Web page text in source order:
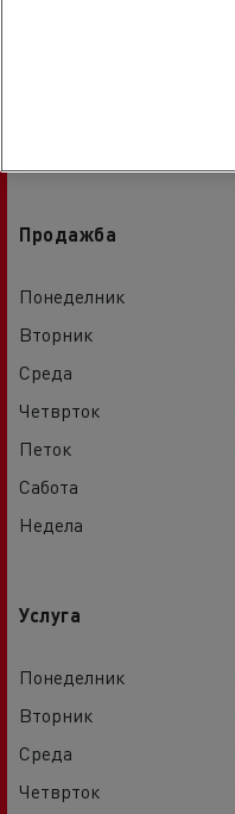
Продажба
Понеделник
Вторник
Среда
Четврток
Петок
Сабота
Недела
Услуга
Понеделник
Вторник
Среда
Четврток